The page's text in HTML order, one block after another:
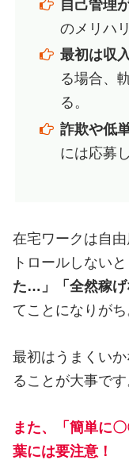
自己管理
のメリハ
最初は収
る場合、
る。
詐欺や低
には応募
在宅ワークは自
トロールしないと
た…」「全然稼げ
てことになりがち
最初はうまくい
ることが大事です
また、「簡単に
葉には要注意！